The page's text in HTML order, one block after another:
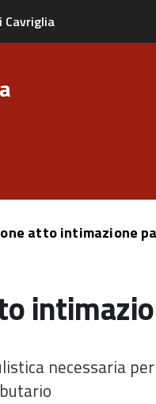
Cavriglia
atto intimazione
necessaria